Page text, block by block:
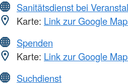
Sanitätsdienst bei
Karte: Link zur Google
Spenden
Karte: Link zur Google
Suchdienst